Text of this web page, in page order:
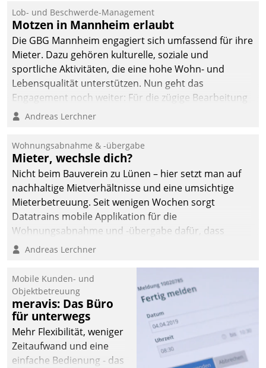
Ressort Kapitalanlage für
künftige Aufgaben und
Herausforderungen
gerüstet.
Lob- und Beschwerde-Management
Motzen in Mannheim erlaubt
Die GBG Mannheim engagiert sich umfassend für ihre
Mieter. Dazu gehören kulturelle, soziale und
sportliche Aktivitäten, die eine hohe Wohn- und
Lebensqualität unterstützen. Nun geht das
Engagement noch weiter: Für die zügige Bearbeitung
von Beschwerden – oder Lob – richtet das
und Beschwerde-Management einen eigenen Kanal
ein.
Andreas Lerchner
Wohnungsabnahme & -übergabe
Mieter, wechsle dich?
Nicht beim Bauverein zu Lünen – hier setzt man auf
nachhaltige Mietverhältnisse und eine umsichtige
Mieterbetreuung. Seit wenigen Wochen sorgt
Datatrains mobile Applikation für die
Wohnungsabnahme und -übergabe dafür, dass
Mieter wohlgeordnet kommen und, so es sein muss,
Andreas Lerchner
Mobile Kunden- und
Objektbetreuung
meravis: Das Büro
für unterwegs
Mehr Flexibilität, weniger
Zeitaufwand und eine
einfache Bedienung - das